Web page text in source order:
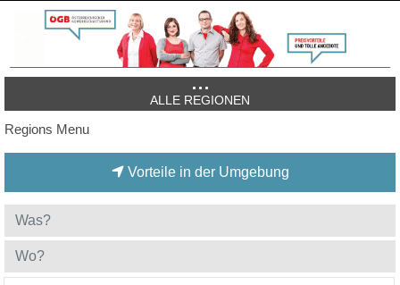
ALLE REGIONEN
Regions Menu
Vorteile in der Umgebung